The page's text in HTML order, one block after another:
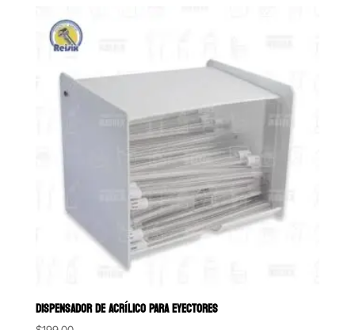
DISPENSADOR DE ACRÍLICO PARA EYECTORES